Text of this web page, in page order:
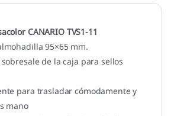
CANARIO TVS1-11
95×65 mm.
de la caja para sellos
para trasladar cómodamente y
mano